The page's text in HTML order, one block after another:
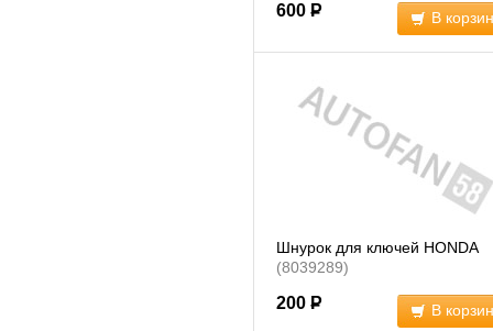
600 Р В
Шнурок для ключей HONDA
(8039289)
200 Р В